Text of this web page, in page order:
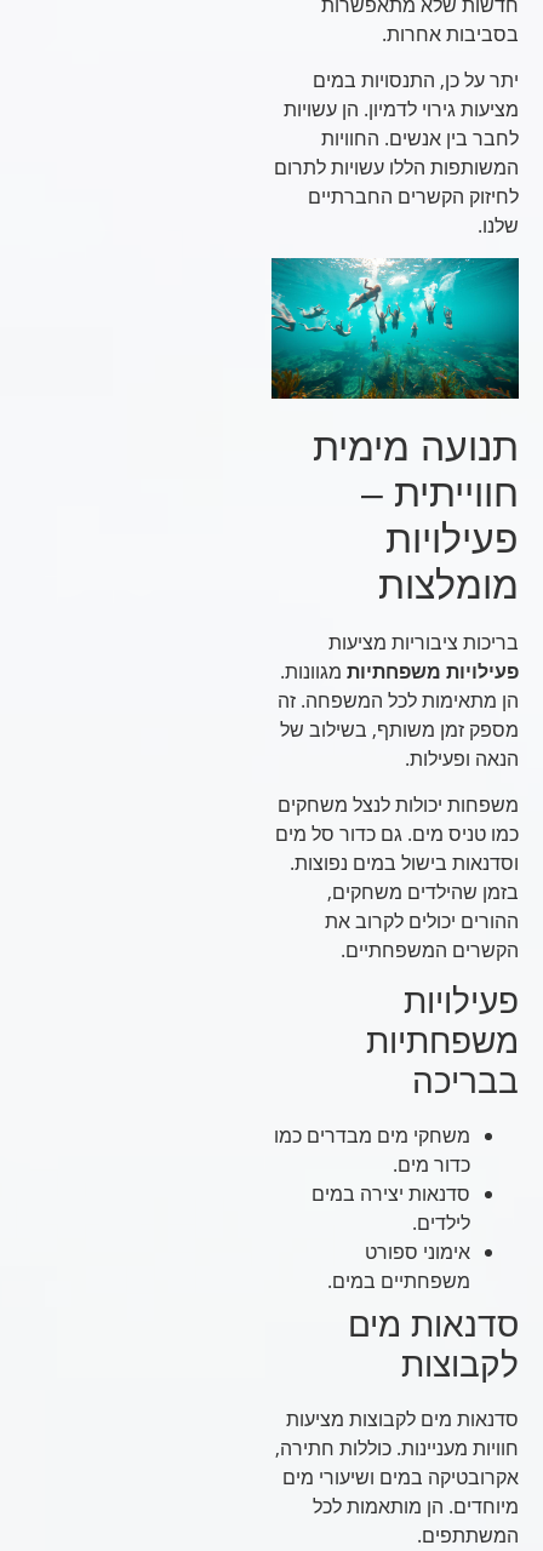
בסביבות אחרות.
יתר על כן, התנסויות במים
מציעות גירוי לדמיון. הן עשויות
לחבר בין אנשים. החוויות
המשותפות הללו עשויות לתרום
לחיזוק הקשרים החברתיים
שלנו.
תנועה מימית
חווייתית –
פעילויות
מומלצות
בריכות ציבוריות מציעות
פעילויות משפחתיותמגוונות.
הן מתאימות לכל המשפחה. זה
מספק זמן משותף, בשילוב של
הנאה ופעילות.
משפחות יכולות לנצל משחקים
כמו טניס מים. גם כדור סל מים
וסדנאות בישול במים נפוצות.
בזמן שהילדים משחקים,
ההורים יכולים לקרוב את
הקשרים המשפחתיים.
פעילויות
משפחתיות
בבריכה
משחקי מים מבדרים כמו
כדור מים.
סדנאות יצירה במים
לילדים.
אימוני ספורט
משפחתיים במים.
סדנאות מים
לקבוצות
סדנאות מים לקבוצות מציעות
חוויות מעניינות. כוללות חתירה,
אקרובטיקה במים ושיעורי מים
מיוחדים. הן מותאמות לכל
המשתתפים.